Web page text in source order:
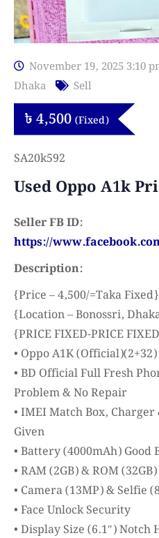
November 19, 2025 3:10
Dhaka
Sell
৳4,500 (Fixed)
SA20k592
Used Oppo A1k
Seller FB ID:
https://
Description:
{Price – 4,500/=Taka Fixed}
{Location – Bonossri,
{PRICE FIXED-PRICE
• Oppo A1K (Official)(2+32)
• BD Official Full Fresh
Problem & No Repair
• IMEI Match Box,
Given
• Battery (4000mAh) Good
• RAM (2GB) & ROM (32GB)
• Camera (13MP) & Selfie
• Face Unlock Security
• Display Size (6.1″) Notch